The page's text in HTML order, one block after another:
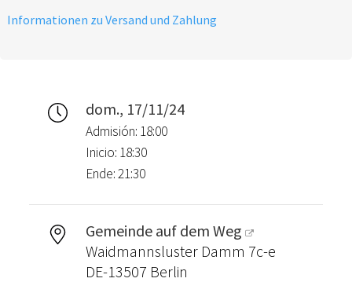
Informationen zu Versand und Zahlung
dom., 17/11/24
Admisión: 18:00
Inicio: 18:30
Ende: 21:30
Gemeinde auf dem Weg
Waidmannsluster Damm 7c-e
DE-13507 Berlin